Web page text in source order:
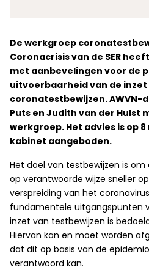
De werkgroep
Coronacrisis van de SER
met aanbevelingen voor de
uitvoerbaarheid van de
coronatestbewijzen. AWVN-
Puts en Judith van der Hulst
werkgroep. Het advies is op
kabinet aangeboden.
Het doel van testbewijzen is
op verantwoorde wijze sneller
verspreiding van het
fundamentele uitgangspunten
inzet van testbewijzen is
Hiervan kan en moet worden
dat dit op basis van de
verantwoord kan.